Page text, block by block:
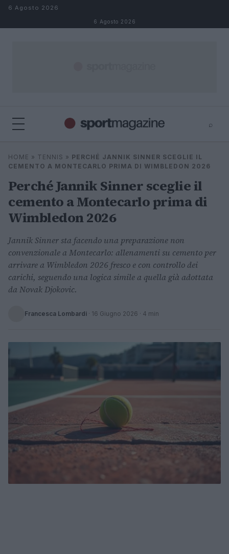
Salta al contenuto
6 Agosto 2026
6 Agosto 2026
⌕
Cerca
⌕
HOME » TENNIS » PERCHÉ JANNIK SINNER SCEGLIE IL
CEMENTO A MONTECARLO PRIMA DI WIMBLEDON 2026
Perché Jannik Sinner sceglie il
cemento a Montecarlo prima di
Wimbledon 2026
Jannik Sinner sta facendo una preparazione non
convenzionale a Montecarlo: allenamenti su cemento per
arrivare a Wimbledon 2026 fresco e con controllo dei
carichi, seguendo una logica simile a quella già adottata
da Novak Djokovic.
Francesca Lombardi · 16 Giugno 2026 · 4 min